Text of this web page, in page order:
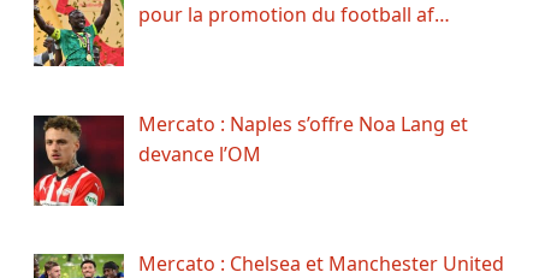
pour la promotion du football af…
Mercato : Naples s’offre Noa Lang et
devance l’OM
Mercato : Chelsea et Manchester United